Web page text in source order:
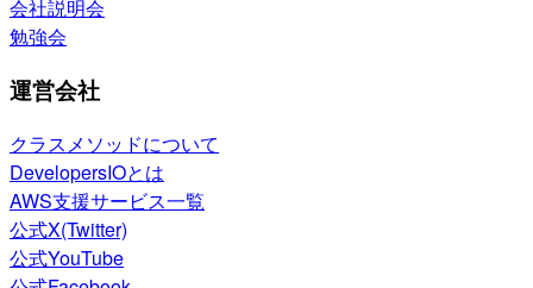
会社説明会
勉強会
運営会社
クラスメソッドについて
DevelopersIOとは
AWS支援サービス一覧
公式X(Twitter)
公式YouTube